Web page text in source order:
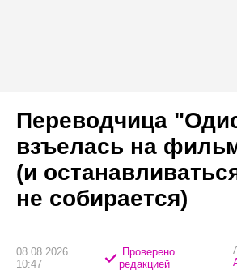
Переводчица
взъелась на
(и
не собирается)
08.08.2026
10:47
Проверено
редакцией